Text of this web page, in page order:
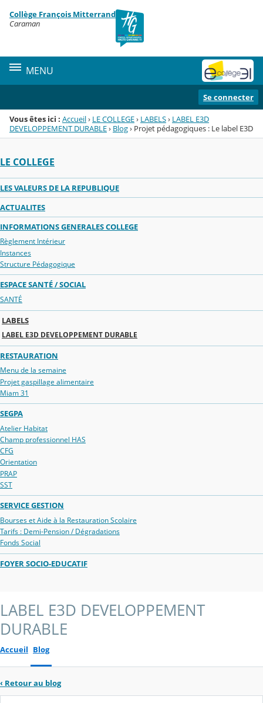
Menu de la rubrique
Contenu
Collège François Mitterrand
Caraman
MENU
Se connecter
Vous êtes ici : Accueil› LE COLLEGE› LABELS› LABEL E3D
DEVELOPPEMENT DURABLE› Blog› Projet pédagogiques : Le label E3D
LE COLLEGE
LES VALEURS DE LA REPUBLIQUE
ACTUALITES
INFORMATIONS GENERALES COLLEGE
Règlement Intérieur
Instances
Structure Pédagogique
ESPACE SANTÉ / SOCIAL
SANTÉ
LABELS
LABEL E3D DEVELOPPEMENT DURABLE
RESTAURATION
Menu de la semaine
Projet gaspillage alimentaire
Miam 31
SEGPA
Atelier Habitat
Champ professionnel HAS
CFG
Orientation
PRAP
SST
SERVICE GESTION
Bourses et Aide à la Restauration Scolaire
Tarifs : Demi-Pension / Dégradations
Fonds Social
FOYER SOCIO-EDUCATIF
LABEL E3D DEVELOPPEMENT
DURABLE
Accueil Blog
‹ Retour au blog